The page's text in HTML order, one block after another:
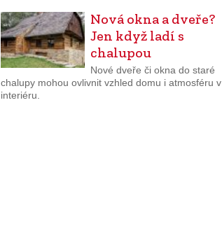
Nová okna a dveře?
Jen když ladí s
chalupou
Nové dveře či okna do staré
chalupy mohou ovlivnit vzhled domu i atmosféru v
interiéru.